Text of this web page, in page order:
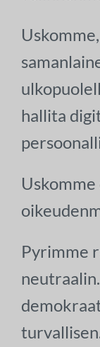
hallita
Pyrimme